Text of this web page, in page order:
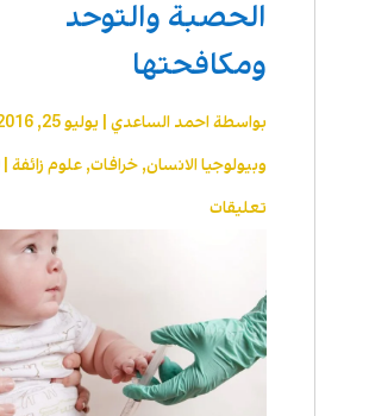
الحصبة والتوحد
ومكافحتها
بواسطةاحمد الساعدي| يوليو 25, 2016
وبيولوجيا الانسان, خرافات, علوم زائفة|
تعليقات